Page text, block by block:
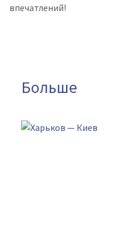
впечатлений!
Больше